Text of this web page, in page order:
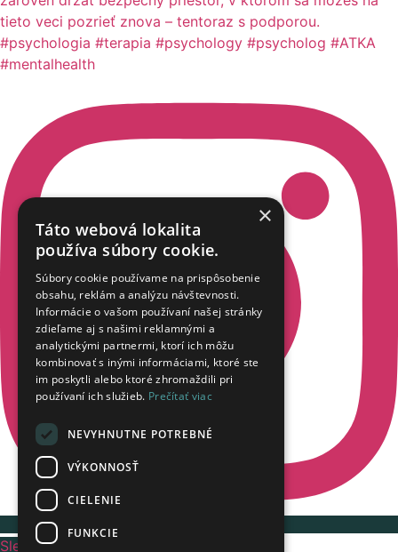
Sledujte nás na Instagrame
×
Táto webová lokalita
používa súbory cookie.
Súbory cookie používame na prispôsobenie
obsahu, reklám a analýzu návštevnosti.
Informácie o vašom používaní našej stránky
zdieľame aj s našimi reklamnými a
analytickými partnermi, ktorí ich môžu
kombinovať s inými informáciami, ktoré ste
im poskytli alebo ktoré zhromaždili pri
používaní ich služieb. Prečítať viac
NEVYHNUTNE POTREBNÉ
VÝKONNOSŤ
CIELENIE
FUNKCIE